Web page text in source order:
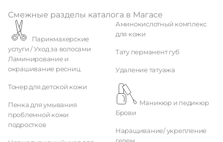
Смежные разделы каталога в Магасе
услуги / Уход за волосами
Ламинирование и
окрашивание ресниц
Тонер для детской кожи
Пенка для умывания
проблемной кожи
подростков
Аминокислотный комплекс
для кожи
Тату перманент губ
Удаление татуажа
Маникюр и педикюр
Брови
Наращивание/ укрепление